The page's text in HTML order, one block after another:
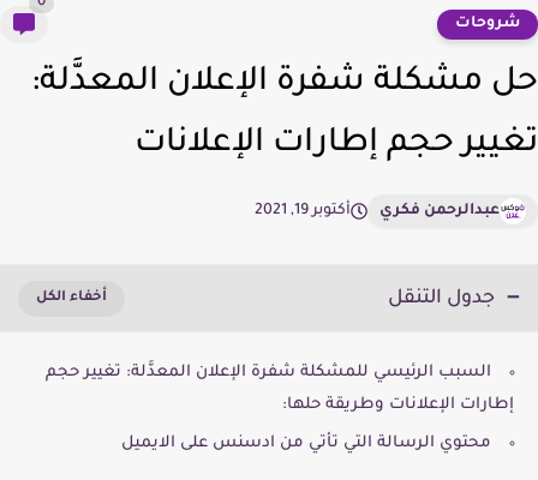
مشكلة شفرة الإعلان المعدَّلة:
حجم إطارات الإعلانات
عبدالرحمن فكري أكتوبر 19, 2021
جدول التنقل
السبب الرئيسي للمشكلة شفرة الإعلان المعدَّلة: تغيير حجم
إطارات الإعلانات وطريقة حلها:
محتوي الرسالة التي تأتي من ادسنس على الايميل